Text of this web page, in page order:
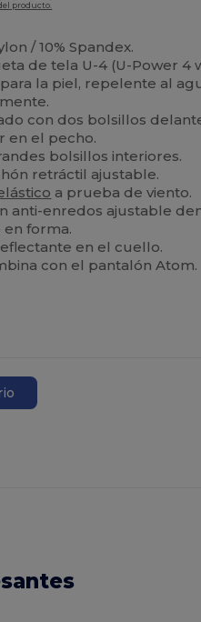
producto.
/ 10% Spandex.
de tela U-4 (U-Power 4
la piel, repelente al
con dos bolsillos
en el pecho.
bolsillos interiores.
retráctil ajustable.
a prueba de viento.
anti-enredos ajustable
en forma.
en el cuello.
con el pantalón Atom.